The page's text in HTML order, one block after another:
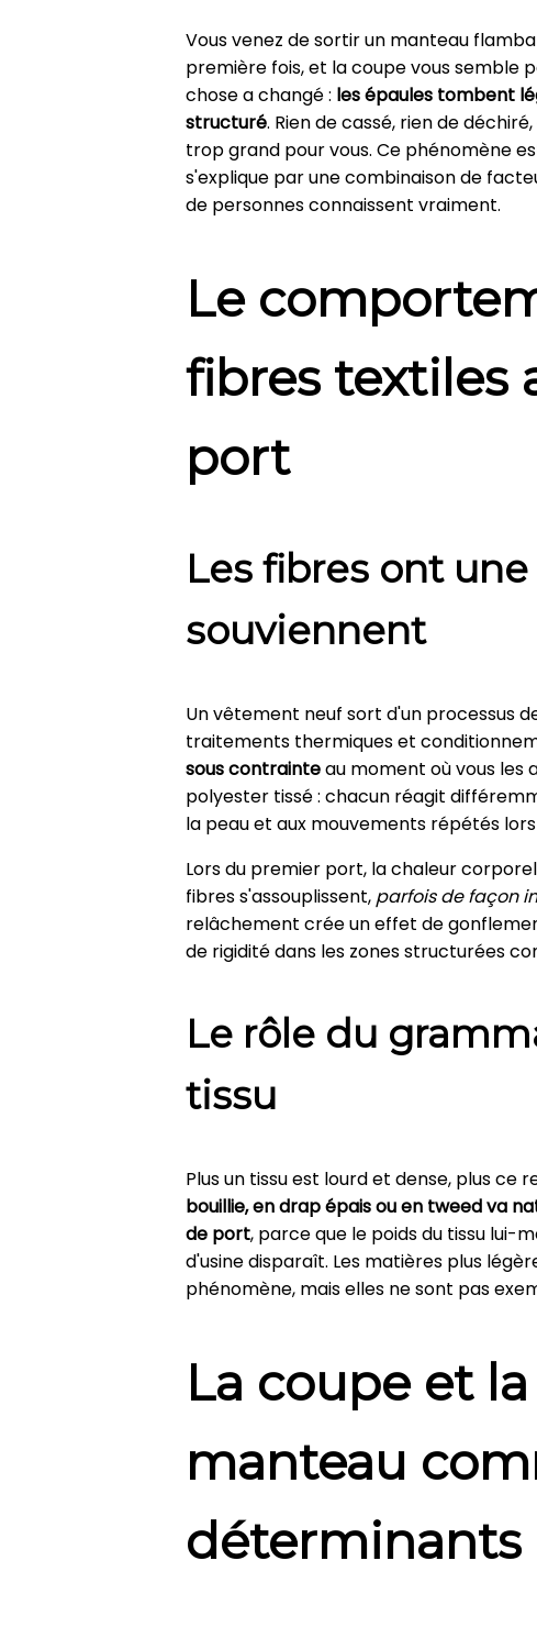
Vous venez de sortir un manteau
première fois, et la coupe vous semble
chose a changé : les épaules tombent
structuré. Rien de cassé, rien de
trop grand pour vous. Ce phénomène
s'explique par une combinaison de
de personnes connaissent vraiment.
Le
fibres textiles
port
Les fibres ont
souviennent
Un vêtement neuf sort d'un processus
traitements thermiques et
sous contrainteau moment où vous les
polyester tissé : chacun réagit
la peau et aux mouvements répétés
Lors du premier port, la chaleur
fibres s'assouplissent, parfois de façon
relâchement crée un effet de
de rigidité dans les zones structurées
Le rôle du
tissu
Plus un tissu est lourd et dense, plus ce
bouillie, en drap épais ou en tweed va
de port, parce que le poids du tissu lui-
d'usine disparaît. Les matières plus
phénomène, mais elles ne sont pas
La coupe et
manteau
déterminants